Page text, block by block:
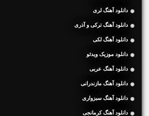
دانلود آهنگ لری
دانلود آهنگ ترکی و آذری
دانلود آهنگ لکی
دانلود موزیک ویدئو
دانلود آهنگ عربی
دانلود آهنگ مازندرانی
دانلود آهنگ سبزواری
دانلود آهنگ کرمانجی